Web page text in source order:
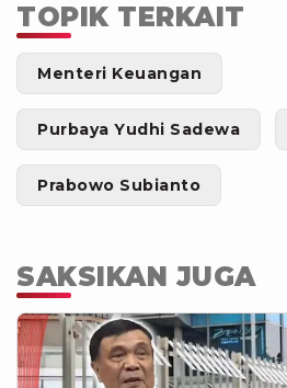
TOPIK TERKAIT
Menteri Keuangan
Purbaya Yudhi Sadewa
Prabowo Subianto
SAKSIKAN JUGA